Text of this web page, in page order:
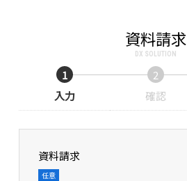
資料請求
DX SOLUTION
1
入力
2
確認
資料請求
任意